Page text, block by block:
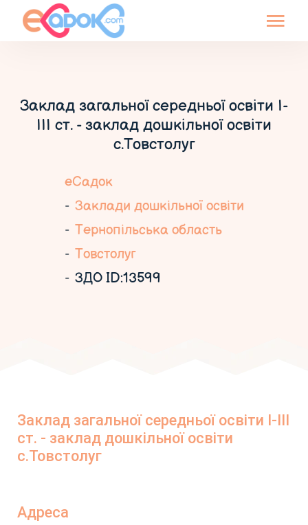
Заклад загальної середньої освіти І-
ІІІ ст. - заклад дошкільної освіти
с.Товстолуг
еСадок
Заклади дошкільної освіти
Тернопільська область
Товстолуг
ЗДО ID:13599
Заклад загальної середньої освіти І-ІІІ
ст. - заклад дошкільної освіти
с.Товстолуг
Адреса